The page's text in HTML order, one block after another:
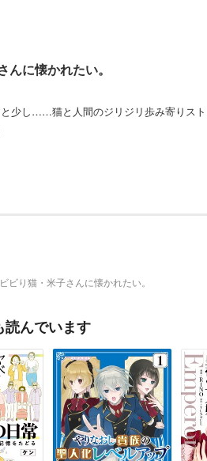
んに懐かれたい。
少し……猫と人間のジリジリ歩み寄りスト
ビビり猫・米子さんに懐かれたい。
読んでいます